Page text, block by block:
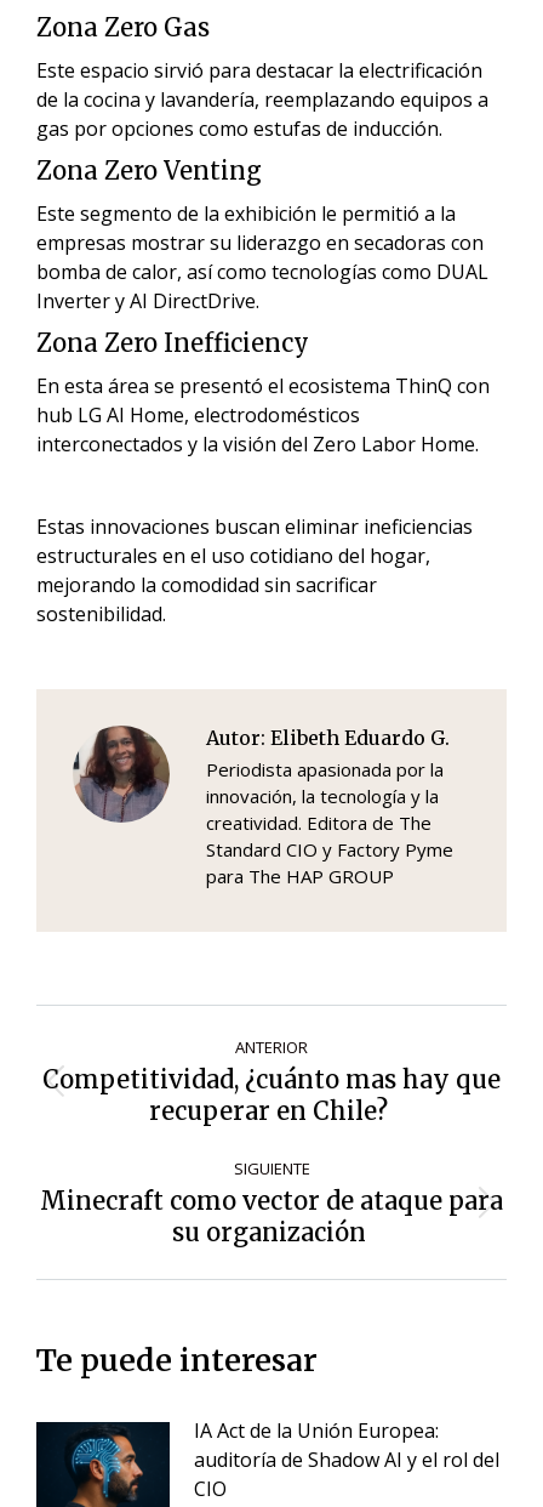
Zona Zero Gas
Este espacio sirvió para destacar la electrificación
de la cocina y lavandería, reemplazando equipos a
gas por opciones como estufas de inducción.
Zona Zero Venting
Este segmento de la exhibición le permitió a la
empresas mostrar su liderazgo en secadoras con
bomba de calor, así como tecnologías como DUAL
Inverter y AI DirectDrive.
Zona Zero Inefficiency
En esta área se presentó el ecosistema ThinQ con
hub LG AI Home, electrodomésticos
interconectados y la visión del Zero Labor Home.
Estas innovaciones buscan eliminar ineficiencias
estructurales en el uso cotidiano del hogar,
mejorando la comodidad sin sacrificar
sostenibilidad.
Autor: Elibeth Eduardo G.
Periodista apasionada por la
innovación, la tecnología y la
creatividad. Editora de The
Standard CIO y Factory Pyme
para The HAP GROUP
de
entradas
ANTERIOR
Entrada
anterior:
Competitividad, ¿cuánto mas hay que
recuperar en Chile?
SIGUIENTE
Siguiente
entrada:
Minecraft como vector de ataque para
su organización
Te puede interesar
IA Act de la Unión Europea:
auditoría de Shadow AI y el rol del
CIO